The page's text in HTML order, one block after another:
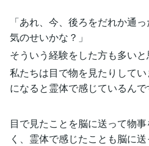
「あれ、今、後ろをだれか通
気のせいかな？」
そういう経験をした方も多いと
私たちは目で物を見たりして
になると霊体で感じているんで
目で見たことを脳に送って物
く、霊体で感じたことも脳に送